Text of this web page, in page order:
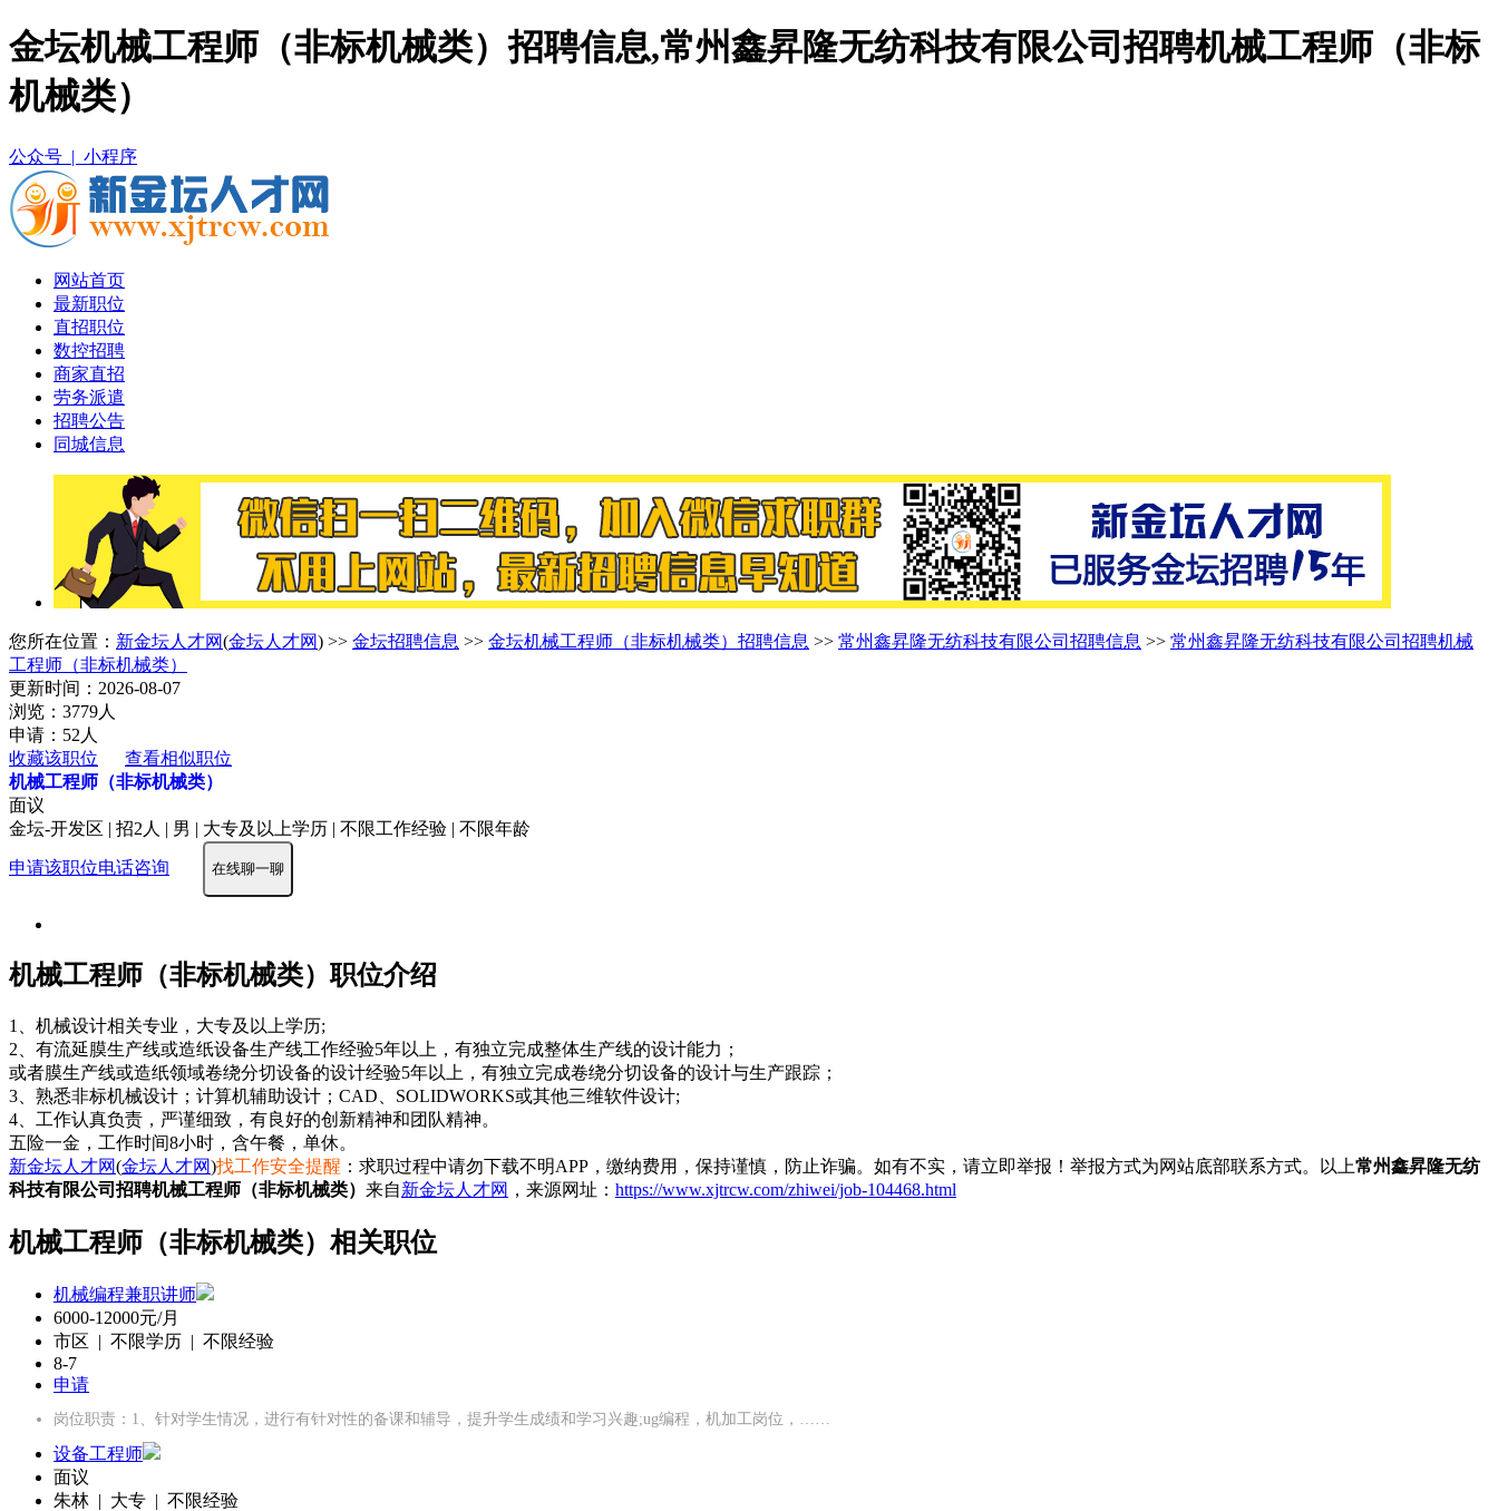
金坛机械工程师（非标机械类）招聘信息,常州鑫昇隆无纺科技有限公司招聘机械工程师（非标
机械类）
公众号 | 小程序
网站首页
最新职位
直招职位
数控招聘
商家直招
劳务派遣
招聘公告
同城信息
您所在位置： 新金坛人才网(金坛人才网) >> 金坛招聘信息 >> 金坛机械工程师（非标机械类）招聘信息 >> 常州鑫昇隆无纺科技有限公司招聘信息 >> 常州鑫昇隆无纺科技有限公司招聘机械
工程师（非标机械类）
更新时间：2026-08-07
浏览：3779人
申请：52人
收藏该职位
查看相似职位
机械工程师（非标机械类）
面议
金坛-开发区 | 招2人 | 男 | 大专及以上学历 | 不限工作经验 | 不限年龄
申请该职位电话咨询 在线聊一聊
机械工程师（非标机械类）职位介绍
1、机械设计相关专业，大专及以上学历;
2、有流延膜生产线或造纸设备生产线工作经验5年以上，有独立完成整体生产线的设计能力；
或者膜生产线或造纸领域卷绕分切设备的设计经验5年以上，有独立完成卷绕分切设备的设计与生产跟踪；
3、熟悉非标机械设计；计算机辅助设计；CAD、SOLIDWORKS或其他三维软件设计;
4、工作认真负责，严谨细致，有良好的创新精神和团队精神。
新金坛人才网(金坛人才网)找工作安全提醒 ：求职过程中请勿下载不明APP，缴纳费用，保持谨慎，防止诈骗。如有不实，请立即举报！举报方式为网站底部联系方式。以上常州鑫昇隆无纺
科技有限公司招聘机械工程师（非标机械类） 来自新金坛人才网 ，来源网址： https://www.xjtrcw.com/zhiwei/job-104468.html
机械工程师（非标机械类）相关职位
机械编程兼职讲师
6000-12000元/月
市区 | 不限学历 | 不限经验
8-7
申请
岗位职责：1、针对学生情况，进行有针对性的备课和辅导，提升学生成绩和学习兴趣;ug编程，机加工岗位，……
设备工程师
面议
朱林 | 大专 | 不限经验